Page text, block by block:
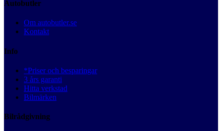
Autobutler
Om autobutler.se
Kontakt
Info
*Priser och besparingar
3 års garanti
Hitta verkstad
Bilmärken
Bilrådgivning